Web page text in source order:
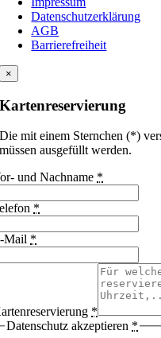
Datenschutzerklärung
AGB
Barrierefreiheit
×
Kartenreservierung
Die mit einem Sternchen (*)
müssen ausgefüllt werden.
und Nachname *
*
Mail *
*
Datenschutz akzeptieren *